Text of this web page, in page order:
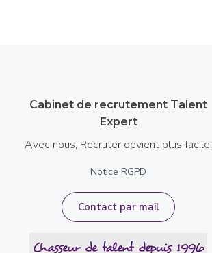
Cabinet de recrutement Talent
Expert
Avec nous, Recruter devient plus facile.
Notice RGPD
Contact par mail